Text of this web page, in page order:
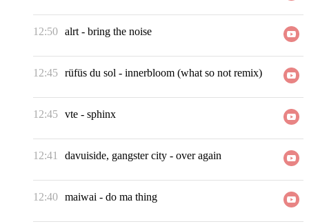
12:50 alrt - bring the noise
12:45 rüfüs du sol - innerbloom (what so not remix)
12:45 vte - sphinx
12:41 davuiside, gangster city - over again
12:40 maiwai - do ma thing